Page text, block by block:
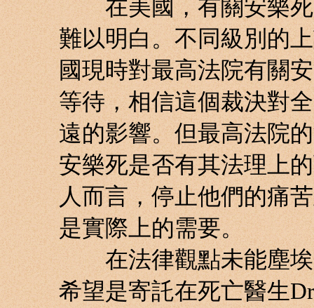
在美國，有關安樂死
難以明白。不同級別的
國現時對最高法院有關
等待，相信這個裁決對
遠的影響。但最高法院
安樂死是否有其法理上
人而言，停止他們的痛
是實際上的需要。
在法律觀點未能塵埃
希望是寄託在死亡醫生